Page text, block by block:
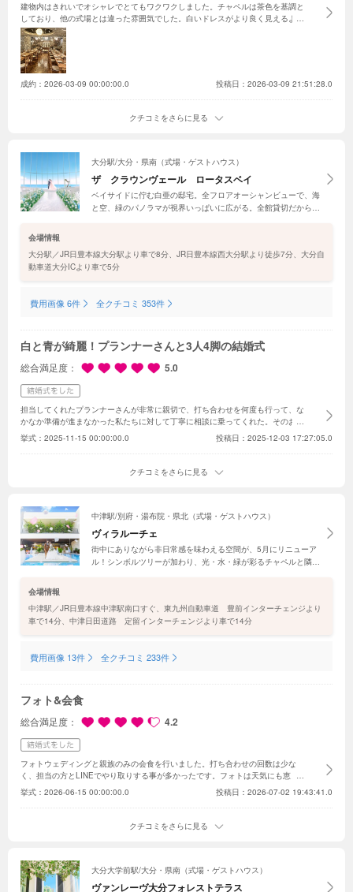
建物内はきれいでオシャレでとてもワクワクしました。チャペルは茶色を基調と
しており、他の式場とは違った雰囲気でした。白いドレスがより良く見えるよう
に茶色を基調としているそうで、気に入りました。チャペルに入る前に、マザー
ロードがあり、母親とここを一緒に歩きたいと思いました。披露宴会場は絵に描
いたようなオシャレな会場でテンションが上がりました。プランナーさんは、と
ても丁寧に説明してくださり、とても好印象でした。私達に合いそうな式の内容
で式をあげたいという気持ちになりました。また、価格も良心的でかつ、割引が
多くて、こんなに割引してもらっていいのか！と思うぐらい割引してくれまし
た。値段に合わないくらいの対応の良さと、会場の良さがあります！
成約： 2026-03-09 00:00:00.0 投稿日：2026-03-09 21:51:28.0
クチコミをさらに見る
大分駅/大分・県南（式場・ゲストハウス）
ザ クラウンヴェール ロータスベイ
ベイサイドに佇む白亜の邸宅。全フロアオーシャンビューで、海
と空、緑のパノラマが視界いっぱいに広がる。全館貸切だから、
会場情報
大分駅／JR日豊本線大分駅より車で8分、JR日豊本線西大分駅より徒歩7分、大分自
動車道大分ICより車で5分
費用画像 6件 全クチコミ 353件
白と青が綺麗！プランナーさんと3人4脚の結婚式
総合満足度 5.0
担当してくれたプランナーさんが非常に親切で、打ち合わせを何度も行って、な
かなか準備が進まなかった私たちに対して丁寧に相談に乗ってくれた。そのおか
げもあって、プロフィールブックや動画は自主制作でしたが評判は良く、それに
新婦へのサプライズも成功しました。また、ウェルカムスペースも事前に何度も
相談し、設置も一緒に手伝ってくれました。おかげで、私たちは夕方の挙式で、
朝の挙式が終わってバタバタ準備でしたが、なんとか間に合いました。何と言っ
クラウンヴェールは最高です。
挙式： 2025-11-15 00:00:00.0 投稿日：2025-12-03 17:27:05.0
クチコミをさらに見る
中津駅/別府・湯布院・県北（式場・ゲストハウス）
ヴィラルーチェ
街中にありながら非日常感を味わえる空間が、5月にリニューア
ル！シンボルツリーが加わり、光・水・緑が彩るチャペルと隣接
会場情報
中津駅／JR日豊本線中津駅南口すぐ、東九州自動車道 豊前インターチェンジより
車で14分、中津日田道路 定留インターチェンジより車で14分
費用画像 13件 全クチコミ 233件
フォト&会食
総合満足度 4.2
フォトウェディングと親族のみの会食を行いました。打ち合わせの回数は少な
く、担当の方とLINEでやり取りする事が多かったです。フォトは天気にも恵ま
れステキな写真が撮れたと思います。カメラマン やスタッフの方が細かく指示
してくれるので恥ずかしながらも楽しく撮影出来ました。ヘアメイクの方にスマ
ホを預けてオフショットを撮ってもらえたのも良かったです。もちろんリクエス
トにも対応してもらえるでもっと撮りたい写真を考えておけば良かったです。会
喜んでもらいました。親族のみの為アットフォームなウェディングになったと思
います。
挙式： 2026-06-15 00:00:00.0 投稿日：2026-07-02 19:43:41.0
クチコミをさらに見る
大分大学前駅/大分・県南（式場・ゲストハウス）
ヴァンレーヴ大分フォレストテラス